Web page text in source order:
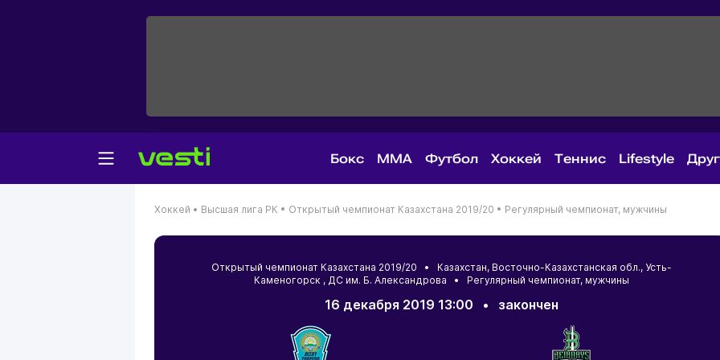
Бокс MMA Футбол Хоккей Теннис Lifestyle
Хоккей • Высшая лига РК • Открытый чемпионат Казахстана 2019/20 • Регулярный чемпионат, мужчины
Открытый чемпионат Казахстана 2019/20 • Казахстан, Восточно-Казахстанская обл., Усть-
Каменогорск , ДС им. Б. Александрова • Регулярный чемпионат, мужчины
16 декабря 2019 13:00 • закончен